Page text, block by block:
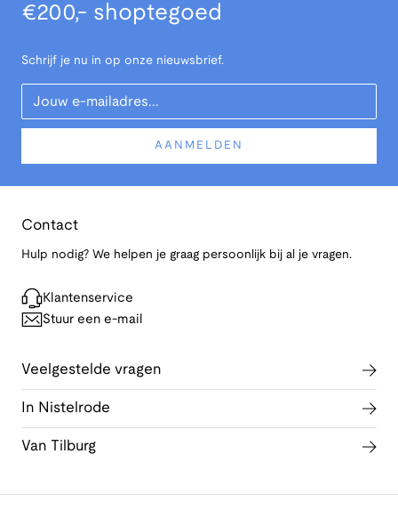
€200,- shoptegoed
Schrijf je nu in op onze nieuwsbrief.
Your Email
AANMELDEN
Contact
Hulp nodig? We helpen je graag persoonlijk bij al je vragen.
Klantenservice
Stuur een e-mail
Veelgestelde vragen
In Nistelrode
Van Tilburg